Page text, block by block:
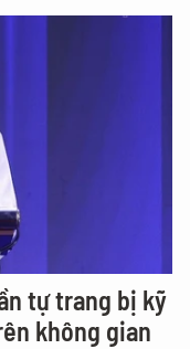
tự trang bị kỹ
không gian